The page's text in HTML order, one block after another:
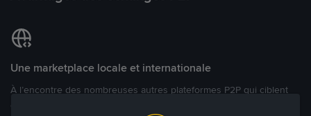
Une marketplace locale et internationale
À l’encontre des nombreuses autres plateformes P2P qui ciblent